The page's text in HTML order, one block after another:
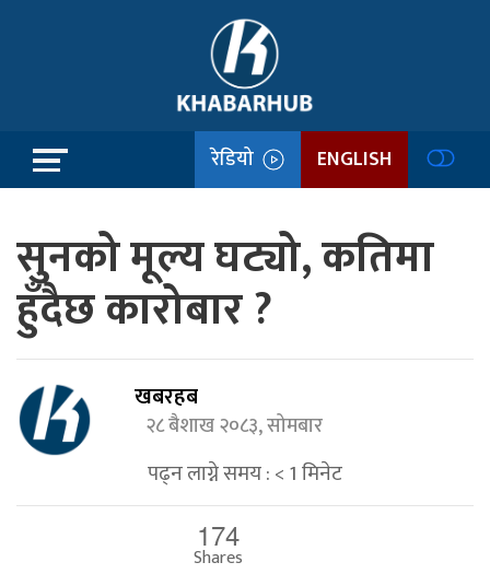
रेडियो ENGLISH
सुनको मूल्य घट्यो, कतिमा
हुँदैछ कारोबार ?
खबरहब
२८ बैशाख २०८३, सोमबार
पढ्न लाग्ने समय :< 1मिनेट
174
Shares